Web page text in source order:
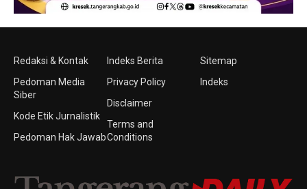
Redaksi & Kontak
Pedoman Media
Siber
Kode Etik Jurnalistik
Pedoman Hak Jawab
Indeks Berita
Privacy Policy
Disclaimer
Terms and
Conditions
Sitemap
Indeks